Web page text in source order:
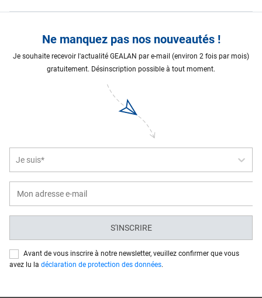
Ne manquez pas nos nouveautés !
Je souhaite recevoir l'actualité GEALAN par e-mail (environ 2 fois par mois)
gratuitement. Désinscription possible à tout moment.
Je suis*
S'INSCRIRE
Avant de vous inscrire à notre newsletter, veuillez confirmer que vous
avez lu la déclaration de protection des données.